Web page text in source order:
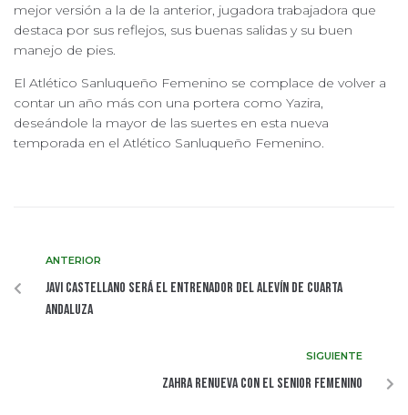
mejor versión a la de la anterior, jugadora trabajadora que
destaca por sus reflejos, sus buenas salidas y su buen
manejo de pies.
El Atlético Sanluqueño Femenino se complace de volver a
contar un año más con una portera como Yazira,
deseándole la mayor de las suertes en esta nueva
temporada en el Atlético Sanluqueño Femenino.
ANTERIOR
Javi Castellano será el entrenador del Alevín de cuarta
andaluza
SIGUIENTE
Zahra renueva con el Senior Femenino